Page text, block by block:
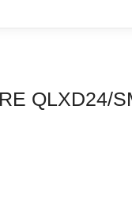
QLXD24/